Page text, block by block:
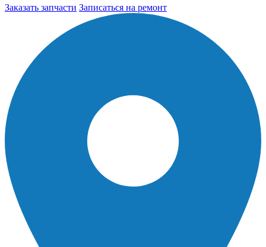
Заказать запчасти Записаться на ремонт